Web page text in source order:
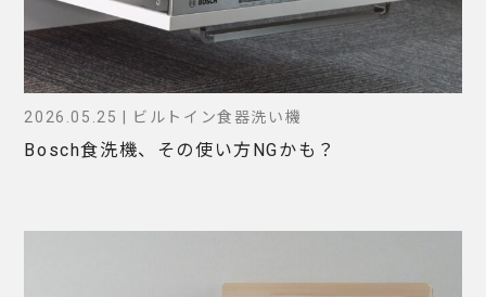
2026.05.25 | ビルトイン食器洗い機
Bosch食洗機、その使い方NGかも？